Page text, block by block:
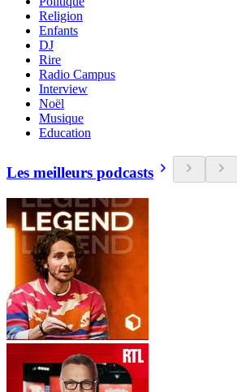
Religion
Enfants
DJ
Rire
Radio Campus
Interview
Noël
Musique
Education
Les meilleurs podcasts